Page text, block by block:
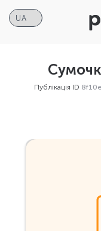
Публікація ID